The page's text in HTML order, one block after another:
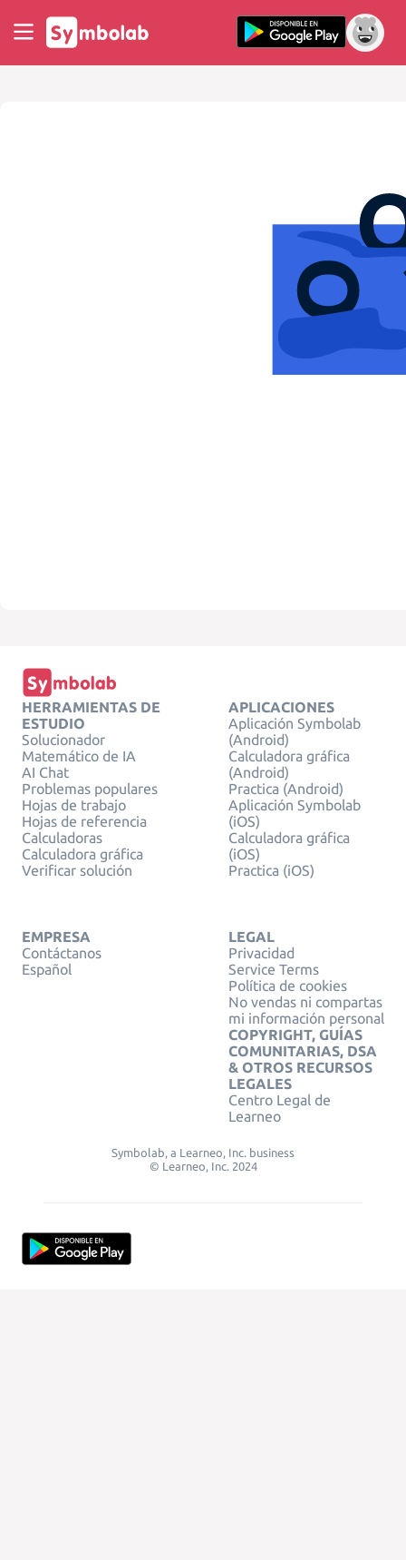
HERRAMIENTAS DE
ESTUDIO
Solucionador
Matemático de IA
AI Chat
Problemas populares
Hojas de trabajo
Hojas de referencia
Calculadoras
Calculadora gráfica
Verificar solución
APLICACIONES
Aplicación Symbolab
(Android)
Calculadora gráfica
(Android)
Practica (Android)
Aplicación Symbolab
(iOS)
Calculadora gráfica
(iOS)
Practica (iOS)
EMPRESA
Contáctanos
Español
LEGAL
Privacidad
Service Terms
Política de cookies
No vendas ni compartas
mi información personal
COPYRIGHT, GUÍAS
COMUNITARIAS, DSA
& OTROS RECURSOS
LEGALES
Centro Legal de
Learneo
Symbolab, a Learneo, Inc. business
© Learneo, Inc. 2024